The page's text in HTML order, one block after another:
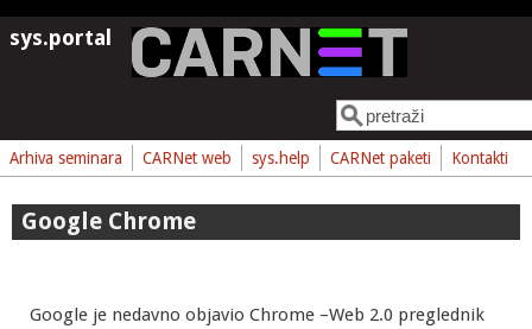
Skoči na glavni sadržaj
sys.portal
Obrazac pretrage
Pretraga
Arhiva seminara CARNet web sys.help CARNet paketi Kontakti
Google Chrome
Google je nedavno objavio Chrome –Web 2.0 preglednik